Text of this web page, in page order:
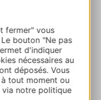
fermer" vous
bouton "Ne pas
d'indiquer
nécessaires au
déposés. Vous
tout moment ou
notre politique